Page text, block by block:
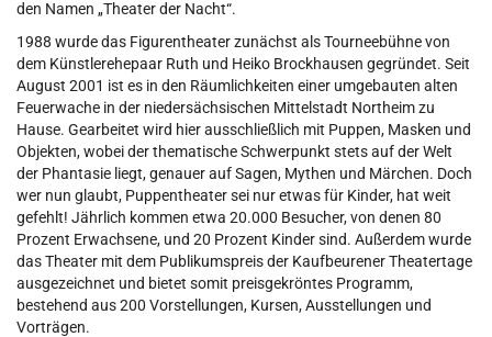
den Namen „Theater der Nacht“.
1988 wurde das Figurentheater zunächst als Tourneebühne von
dem Künstlerehepaar Ruth und Heiko Brockhausen gegründet. Seit
August 2001 ist es in den Räumlichkeiten einer umgebauten alten
Feuerwache in der niedersächsischen Mittelstadt Northeim zu
Hause. Gearbeitet wird hier ausschließlich mit Puppen, Masken und
Objekten, wobei der thematische Schwerpunkt stets auf der Welt
der Phantasie liegt, genauer auf Sagen, Mythen und Märchen. Doch
wer nun glaubt, Puppentheater sei nur etwas für Kinder, hat weit
gefehlt! Jährlich kommen etwa 20.000 Besucher, von denen 80
Prozent Erwachsene, und 20 Prozent Kinder sind. Außerdem wurde
das Theater mit dem Publikumspreis der Kaufbeurener Theatertage
ausgezeichnet und bietet somit preisgekröntes Programm,
bestehend aus 200 Vorstellungen, Kursen, Ausstellungen und
Vorträgen.